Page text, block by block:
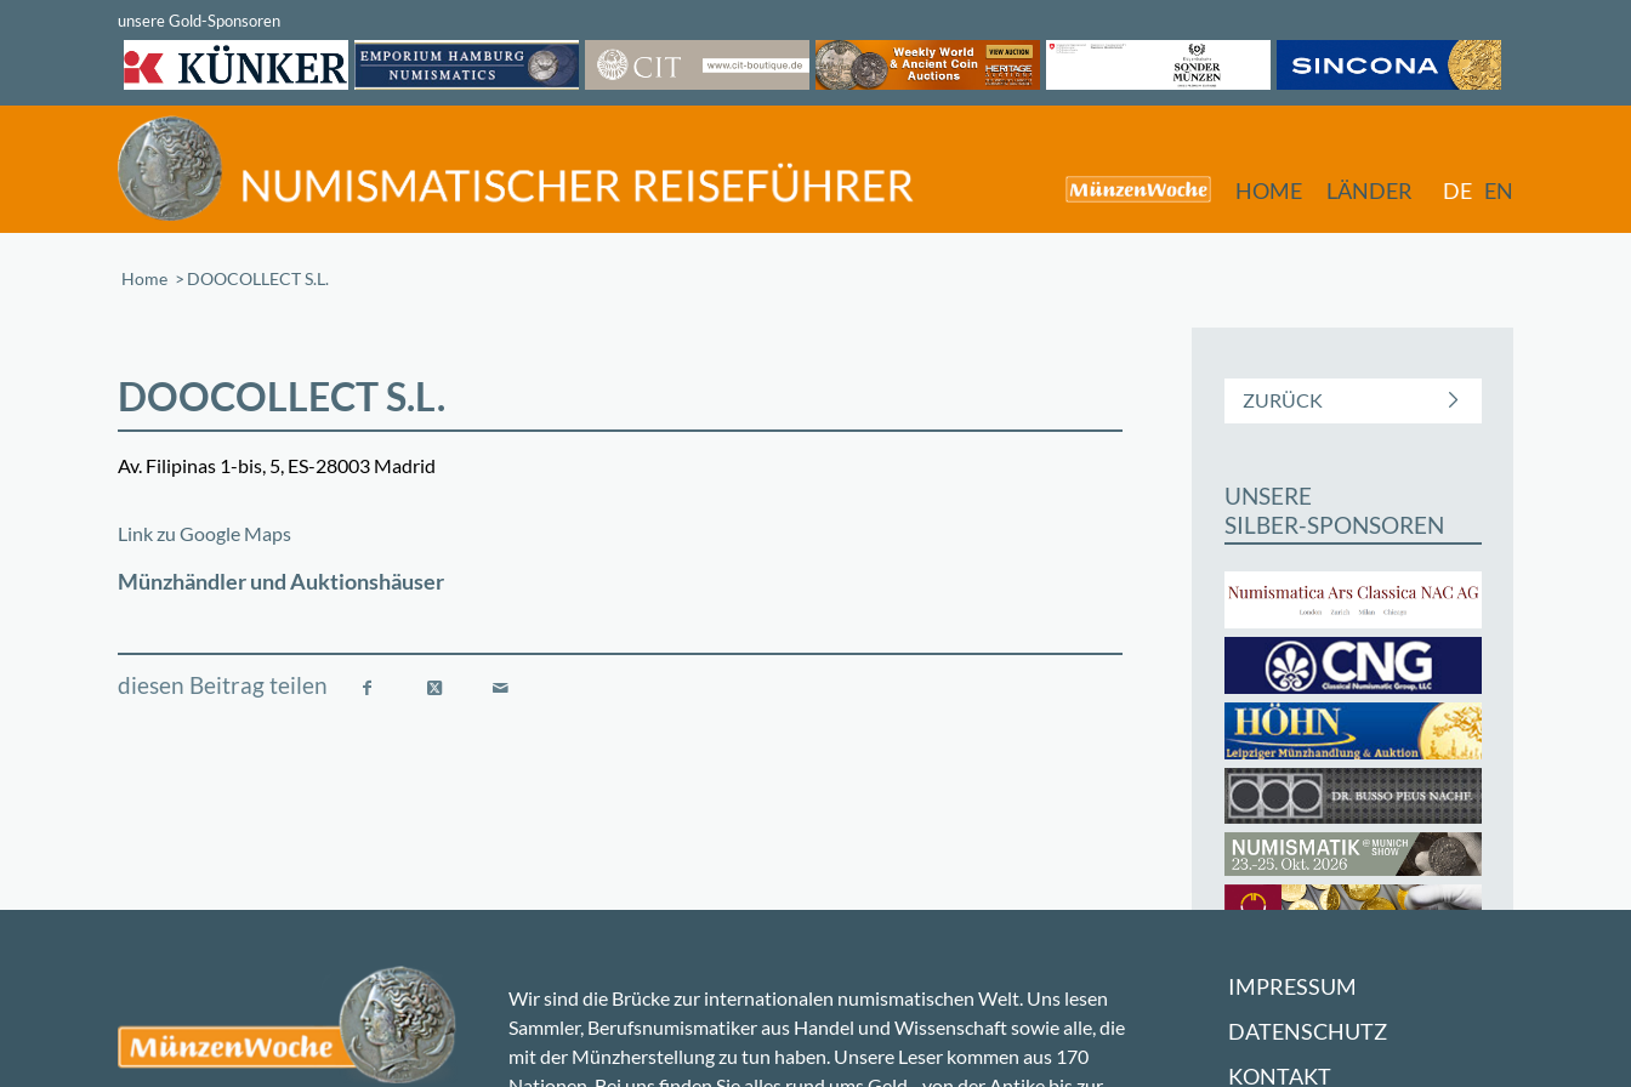
HOME LÄNDER DE EN
Home /DOOCOLLECT S.L.
DOOCOLLECT S.L.
Av. Filipinas 1-bis, 5, ES-28003 Madrid
+
Link zu Google Maps
Münzhändler und Auktionshäuser
ZURÜCK
UNSERE
SILBER-SPONSOREN
Wir sind die Brücke zur internationalen numismatischen Welt. Uns lesen
Sammler, Berufsnumismatiker aus Handel und Wissenschaft sowie alle, die
mit der Münzherstellung zu tun haben. Unsere Leser kommen aus 170
IMPRESSUM
DATENSCHUTZ
KONTAKT